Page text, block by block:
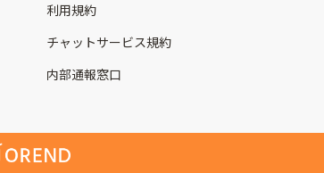
利用規約
チャットサービス規約
内部通報窓口